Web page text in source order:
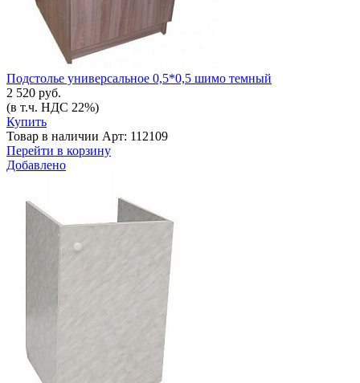
Подстолье универсальное 0,5*0,5 шимо темный
2 520 руб.
(в т.ч. НДС 22%)
Купить
Товар в наличии Арт: 112109
Перейти в корзину
Добавлено